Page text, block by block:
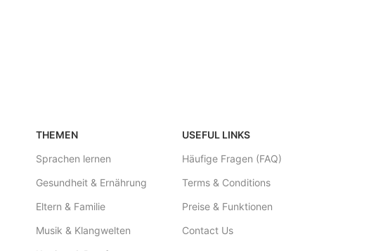
THEMEN
Sprachen lernen
Gesundheit & Ernährung
Eltern & Familie
Musik & Klangwelten
USEFUL LINKS
Häufige Fragen (FAQ)
Terms & Conditions
Preise & Funktionen
Contact Us